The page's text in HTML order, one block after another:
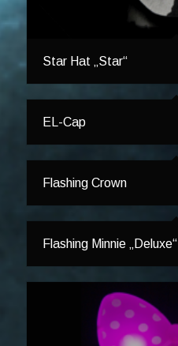
Star Hat „Star“
EL-Cap
Flashing Crown
Flashing Minnie „Deluxe“